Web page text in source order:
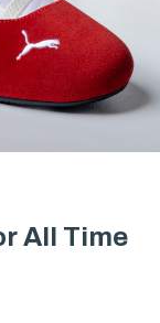
All Time